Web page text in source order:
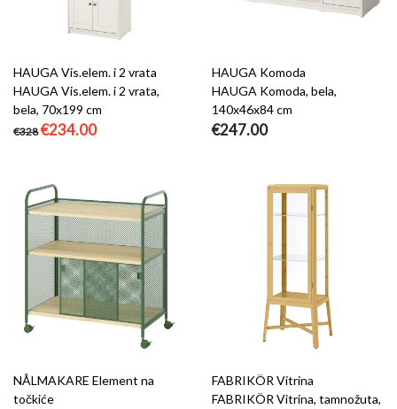
HAUGA Vis.elem. i 2 vrata
HAUGA Vis.elem. i 2 vrata,
bela, 70x199 cm
€328 €234.00
HAUGA Komoda
HAUGA Komoda, bela,
140x46x84 cm
€247.00
NÅLMAKARE Element na
točkiće
FABRIKÖR Vitrina
FABRIKÖR Vitrina, tamnožuta,